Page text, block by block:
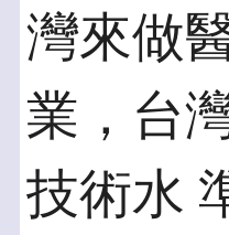
灣來做
業，台
技術水